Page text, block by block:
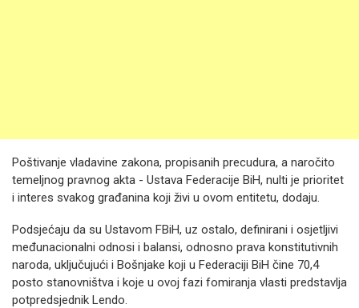
Poštivanje vladavine zakona, propisanih precudura, a naročito
temeljnog pravnog akta - Ustava Federacije BiH, nulti je prioritet
i interes svakog građanina koji živi u ovom entitetu, dodaju.
Podsjećaju da su Ustavom FBiH, uz ostalo, definirani i osjetljivi
međunacionalni odnosi i balansi, odnosno prava konstitutivnih
naroda, uključujući i Bošnjake koji u Federaciji BiH čine 70,4
posto stanovništva i koje u ovoj fazi fomiranja vlasti predstavlja
potpredsjednik Lendo.